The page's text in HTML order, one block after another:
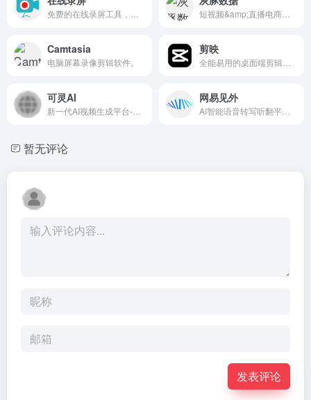
Camtasia
电脑屏幕录像剪辑软件。
剪映
可灵AI 网易见外
暂无评论
发表评论